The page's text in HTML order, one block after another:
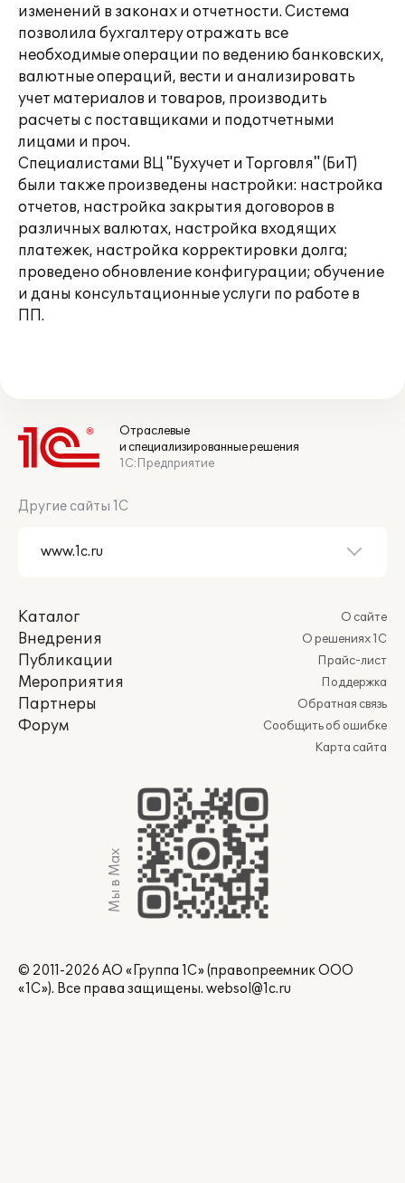
изменений в законах и отчетности. Система
позволила бухгалтеру отражать все
необходимые операции по ведению банковских,
валютные операций, вести и анализировать
учет материалов и товаров, производить
расчеты с поставщиками и подотчетными
лицами и проч.
Специалистами ВЦ "Бухучет и Торговля" (БиТ)
были также произведены настройки: настройка
отчетов, настройка закрытия договоров в
различных валютах, настройка входящих
платежек, настройка корректировки долга;
проведено обновление конфигурации; обучение
и даны консультационные услуги по работе в
ПП.
Отраслевые
и специализированные решения
1С:Предприятие
Другие сайты 1С
Каталог
Внедрения
Публикации
Мероприятия
Партнеры
Форум
О сайте
О решениях 1С
Прайс-лист
Поддержка
Обратная связь
Сообщить об ошибке
Карта сайта
Мы в Max
© 2011-2026 АО «Группа 1С» (правопреемник ООО
«1С»). Все права защищены. websol@1c.ru